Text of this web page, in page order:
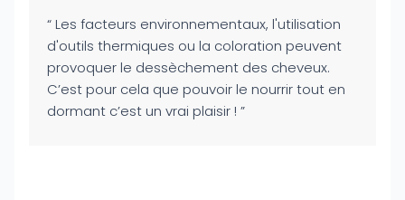
“ Les facteurs environnementaux, l'utilisation
d'outils thermiques ou la coloration peuvent
provoquer le dessèchement des cheveux.
C’est pour cela que pouvoir le nourrir tout en
dormant c’est un vrai plaisir ! ”